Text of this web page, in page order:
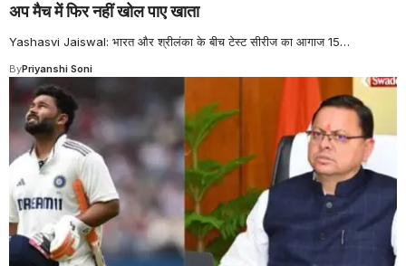
अप मैच में फिर नहीं खोल पाए खाता
Yashasvi Jaiswal: भारत और श्रीलंका के बीच टेस्ट सीरीज का आगाज 15…
ByPriyanshi Soni